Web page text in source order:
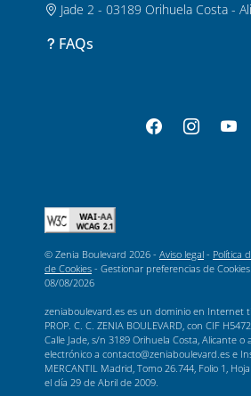
Jade 2 - 03189 Orihuela Costa -
FAQs
© Zenia Boulevard 2026 - Aviso legal - Política
de Cookies - Gestionar preferencias de Cookies
08/08/2026
zeniaboulevard.es es un dominio en Internet
PROP. C. C. ZENIA BOULEVARD, con CIF
Calle Jade, s/n 3189 Orihuela Costa, Alicante o
electrónico a contacto@zeniaboulevard.es e
MERCANTIL Madrid, Tomo 26.744, Folio 1,
el día 29 de Abril de 2009.